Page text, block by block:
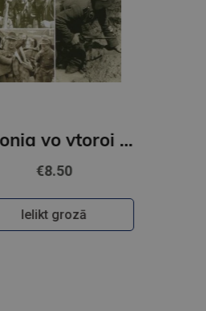
Estonia vo vtoroi mirovoi voine
€8.50
Ielikt grozā